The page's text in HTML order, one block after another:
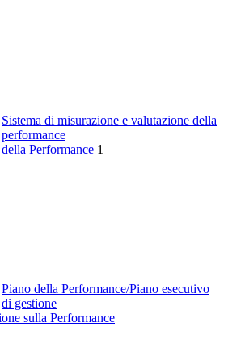
Sistema di misurazione e valutazione della
performance
Performance 1
Piano della Performance/Piano esecutivo
di gestione
sulla Performance